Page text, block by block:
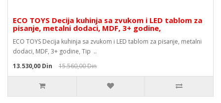
ECO TOYS Decija kuhinja sa zvukom i LED tablom za
pisanje, metalni dodaci, MDF, 3+ godine,
ECO TOYS Decija kuhinja sa zvukom i LED tablom za pisanje, metalni
dodaci, MDF, 3+ godine, Tip ..
13.530,00 Din
15.560,00 Din